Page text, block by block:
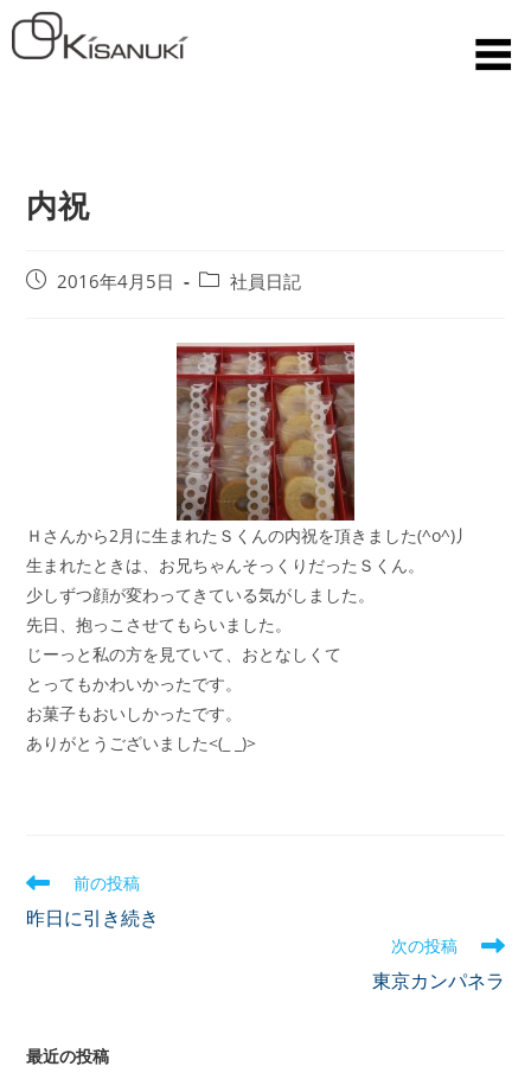
内祝
2016年4月5日 社員日記
Ｈさんから2月に生まれたＳくんの内祝を頂きました(^o^)丿
生まれたときは、お兄ちゃんそっくりだったＳくん。
少しずつ顔が変わってきている気がしました。
先日、抱っこさせてもらいました。
じーっと私の方を見ていて、おとなしくて
とってもかわいかったです。
お菓子もおいしかったです。
ありがとうございました<(_ _)>
前の投稿
昨日に引き続き
次の投稿
東京カンパネラ
最近の投稿